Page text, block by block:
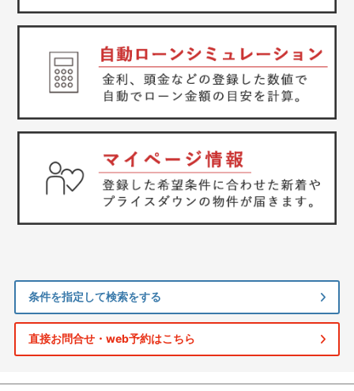
条件を指定して検索をする
直接お問合せ・web予約はこちら